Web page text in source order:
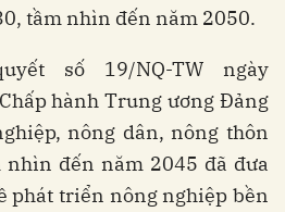
tầm nhìn đến năm 2050.
số 19/NQ-TW ngày
hành Trung ương Đảng
nông dân, nông thôn
đến năm 2045 đã đưa
phát triển nông nghiệp bền